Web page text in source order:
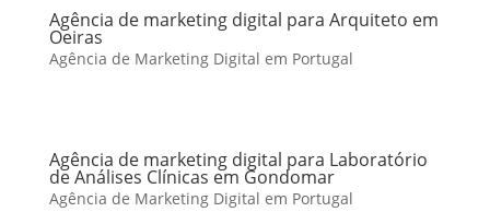
Agência de marketing digital para Arquiteto em
Oeiras
Agência de Marketing Digital em Portugal
Agência de marketing digital para Laboratório
de Análises Clínicas em Gondomar
Agência de Marketing Digital em Portugal